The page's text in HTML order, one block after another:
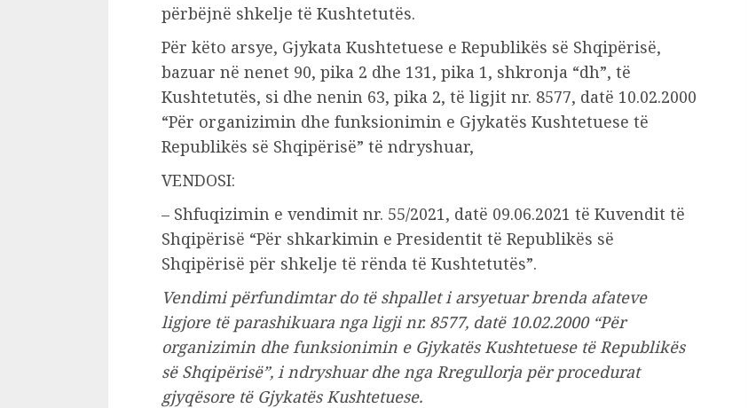
përbëjnë shkelje të Kushtetutës.
Për këto arsye, Gjykata Kushtetuese e Republikës së Shqipërisë,
bazuar në nenet 90, pika 2 dhe 131, pika 1, shkronja “dh”, të
Kushtetutës, si dhe nenin 63, pika 2, të ligjit nr. 8577, datë 10.02.2000
“Për organizimin dhe funksionimin e Gjykatës Kushtetuese të
Republikës së Shqipërisë” të ndryshuar,
VENDOSI:
– Shfuqizimin e vendimit nr. 55/2021, datë 09.06.2021 të Kuvendit të
Shqipërisë “Për shkarkimin e Presidentit të Republikës së
Shqipërisë për shkelje të rënda të Kushtetutës”.
Vendimi përfundimtar do të shpallet i arsyetuar brenda afateve
ligjore të parashikuara nga ligji nr. 8577, datë 10.02.2000 “Për
organizimin dhe funksionimin e Gjykatës Kushtetuese të Republikës
së Shqipërisë”, i ndryshuar dhe nga Rregullorja për procedurat
gjyqësore të Gjykatës Kushtetuese.